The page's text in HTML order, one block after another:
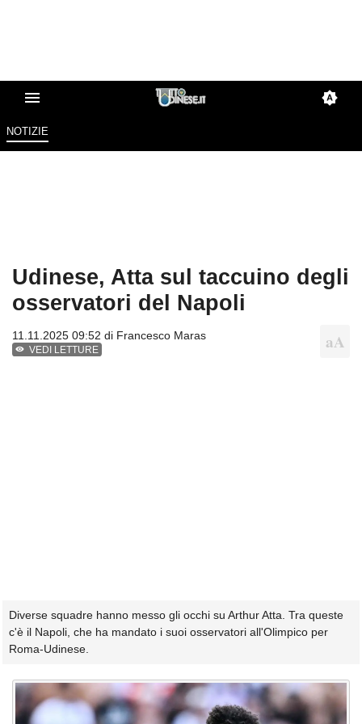
NOTIZIE
Udinese, Atta sul taccuino degli
osservatori del Napoli
11.11.2025 09:52 di Francesco Maras
VEDI LETTURE
Diverse squadre hanno messo gli occhi su Arthur Atta. Tra queste
c'è il Napoli, che ha mandato i suoi osservatori all'Olimpico per
Roma-Udinese.